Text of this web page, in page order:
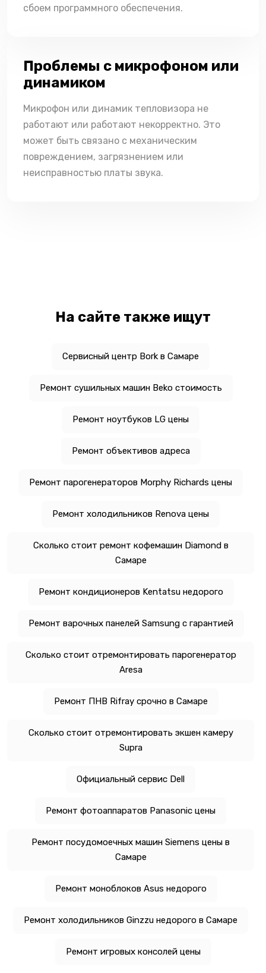
сбоем программного обеспечения.
Проблемы с микрофоном или
динамиком
Микрофон или динамик тепловизора не
работают или работают некорректно. Это
может быть связано с механическим
повреждением, загрязнением или
неисправностью платы звука.
На сайте также ищут
Сервисный центр Bork в Самаре
Ремонт сушильных машин Beko стоимость
Ремонт ноутбуков LG цены
Ремонт объективов адреса
Ремонт парогенераторов Morphy Richards цены
Ремонт холодильников Renova цены
Сколько стоит ремонт кофемашин Diamond в
Самаре
Ремонт кондиционеров Kentatsu недорого
Ремонт варочных панелей Samsung с гарантией
Сколько стоит отремонтировать парогенератор
Aresa
Ремонт ПНВ Rifray срочно в Самаре
Сколько стоит отремонтировать экшен камеру
Supra
Официальный сервис Dell
Ремонт фотоаппаратов Panasonic цены
Ремонт посудомоечных машин Siemens цены в
Самаре
Ремонт моноблоков Asus недорого
Ремонт холодильников Ginzzu недорого в Самаре
Ремонт игровых консолей цены